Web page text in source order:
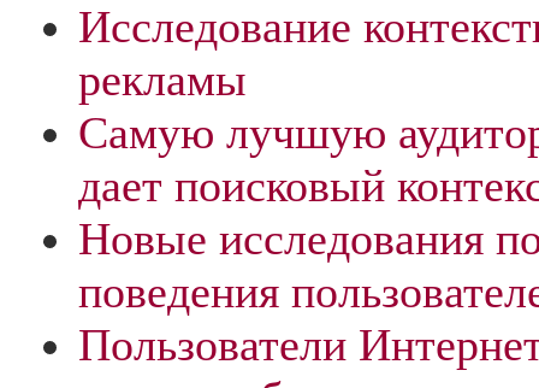
Исследование
рекламы
Самую лучшую
дает поисковый
Новые исследования
поведения
Пользователи